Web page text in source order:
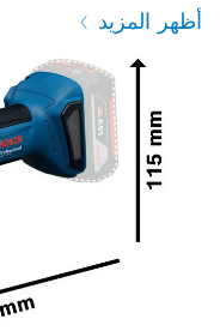
أظهر المزيد